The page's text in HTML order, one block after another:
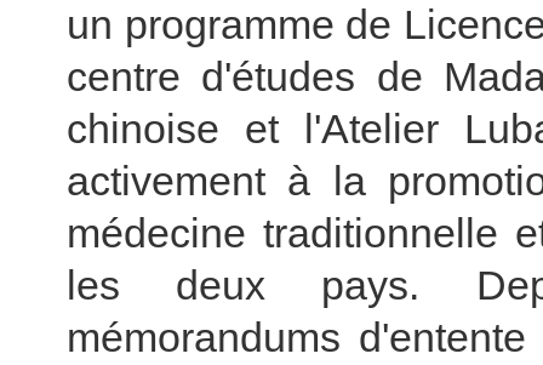
un programme de
centre d'études de
chinoise et l'Atelier
activement à la
médecine traditionnelle
les deux pays.
mémorandums